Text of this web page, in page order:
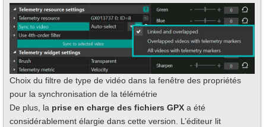
Choix du filtre de type de vidéo dans la fenêtre des propriétés
pour la synchronisation de la télémétrie
De plus, la prise en charge des fichiers GPX a été
considérablement élargie dans cette version. L’éditeur lit